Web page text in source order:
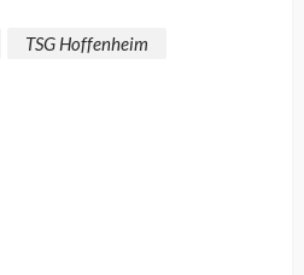
TSG Hoffenheim